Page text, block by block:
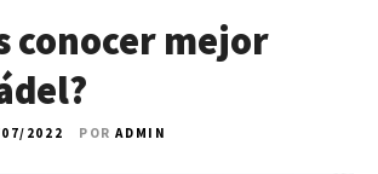
conocer mejor
2022 POR ADMIN